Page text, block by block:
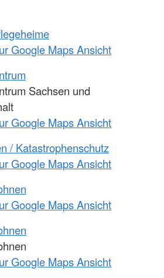
Google Maps Ansicht
Sachsen und
Google Maps Ansicht
/ Katastrophenschutz
Google Maps Ansicht
Google Maps Ansicht
Google Maps Ansicht